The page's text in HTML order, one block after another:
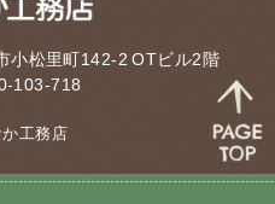
小松里町142-2 OTビル2階
103-718
工務店